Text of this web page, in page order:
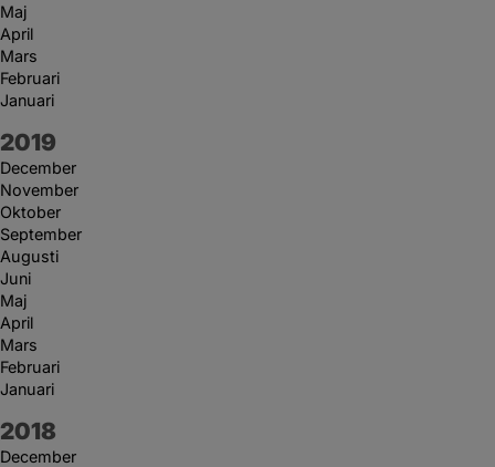
Maj
April
Mars
Februari
Januari
År:
2019
December
November
Oktober
September
Augusti
Juni
Maj
April
Mars
Februari
Januari
År:
2018
December